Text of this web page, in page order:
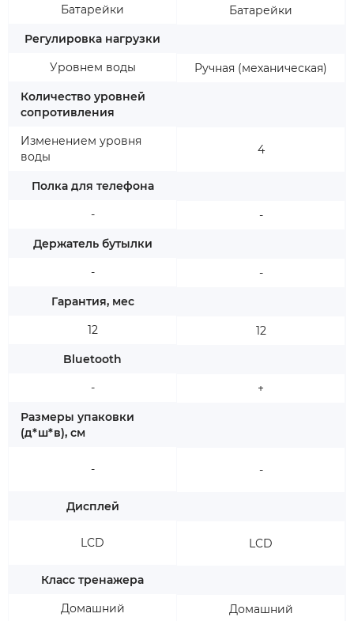
Батарейки
Регулировка нагрузки
Уровнем воды
Количество уровней
сопротивления
Изменением уровня
воды
Полка для телефона
-
Держатель бутылки
-
Гарантия, мес
12
Bluetooth
-
Размеры упаковки
(д*ш*в), см
-
Дисплей
LCD
Класс тренажера
Домашний
Батарейки
Ручная (механическая)
4
-
-
12
+
-
LCD
Домашний